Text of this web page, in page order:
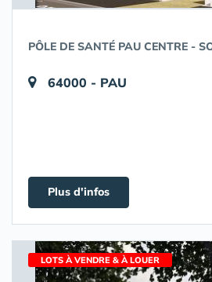
PÔLE DE SANTÉ PAU CENTRE -
64000 - PAU
Plus d'infos
LOTS À VENDRE & À LOUER